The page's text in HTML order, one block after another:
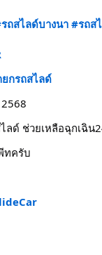
ถสไลด์บางนา #รถส
ยกรถสไลด์
ลด์ ช่วยเหลือฉุกเฉิน
ทครับ